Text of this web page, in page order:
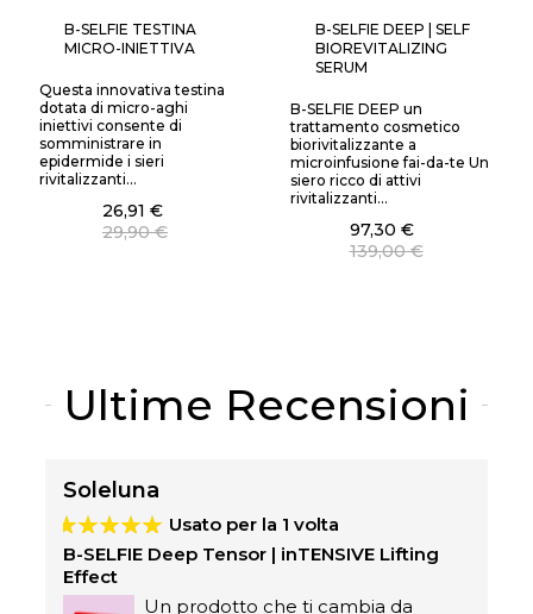
B-SELFIE TESTINA
MICRO-INIETTIVA
Questa innovativa testina
dotata di micro-aghi
iniettivi consente di
somministrare in
epidermide i sieri
rivitalizzanti...
26,91 €
29,90 €
B-SELFIE DEEP | SELF
BIOREVITALIZING
SERUM
B-SELFIE DEEP un
trattamento cosmetico
biorivitalizzante a
microinfusione fai-da-te Un
siero ricco di attivi
rivitalizzanti...
97,30 €
139,00 €
Ultime Recensioni
Soleluna
Usato per la 1 volta
B-SELFIE Deep Tensor | inTENSIVE Lifting
Effect
Un prodotto che ti cambia da